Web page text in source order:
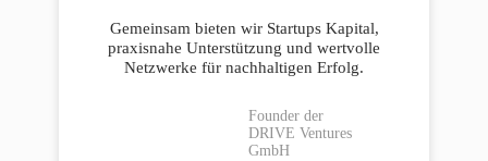
Gemeinsam bieten wir Startups Kapital,
praxisnahe Unterstützung und wertvolle
Netzwerke für nachhaltigen Erfolg.
Founder der
DRIVE Ventures
GmbH